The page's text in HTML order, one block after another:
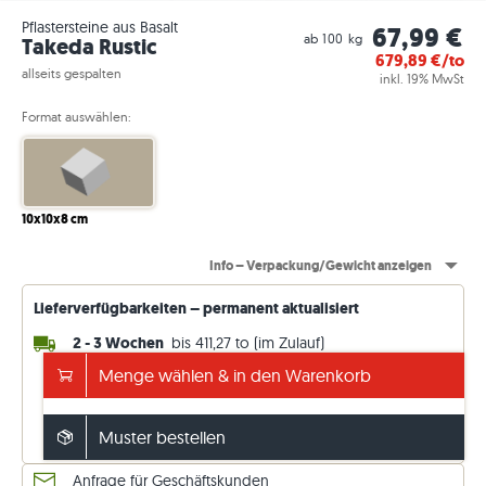
Pflastersteine aus Basalt
Takeda Rustic
allseits gespalten
ab 100 kg 67,99 €
679,89 €/to
inkl. 19% MwSt
Format auswählen:
10x10x8 cm
Info – Verpackung/Gewicht anzeigen
Lieferverfügbarkeiten – permanent aktualisiert
2 - 3 Wochen bis 411,27 to (im Zulauf)
14 - 15 Wochen beliebige to (ab Werk)
Versand frei ab 5.000€
sonst 149€. Preise inkl. 19 % MwSt.
Lieferdetails ansehen
Anfrage für Geschäftskunden
Menge wählen & in den Warenkorb
Muster bestellen